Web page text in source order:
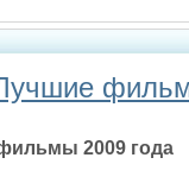
2009 года